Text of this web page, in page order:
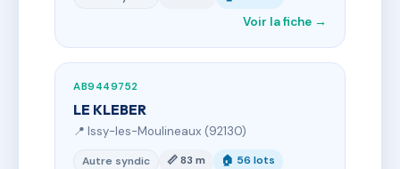
Voir la fiche →
AB9449752
LE KLEBER
📍 Issy-les-Moulineaux (92130)
Autre syndic 📏 83 m 🏠 56 lots